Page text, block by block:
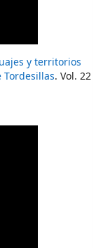
y territorios
Tordesillas. Vol. 22